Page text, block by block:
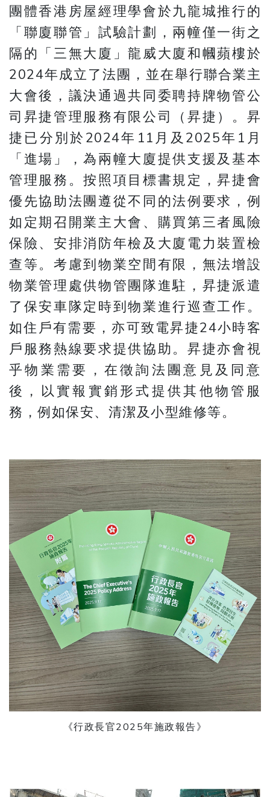
團體香港房屋經理學會於九龍城推行的
「聯廈聯管」試驗計劃，兩幢僅一街之
隔的「三無大廈」龍威大廈和幗蘋樓於
2024年成立了法團，並在舉行聯合業主
大會後，議決通過共同委聘持牌物管公
司昇捷管理服務有限公司（昇捷）。昇
捷已分別於2024年11月及2025年1月
「進場」，為兩幢大廈提供支援及基本
管理服務。按照項目標書規定，昇捷會
優先協助法團遵從不同的法例要求，例
如定期召開業主大會、購買第三者風險
保險、安排消防年檢及大廈電力裝置檢
查等。考慮到物業空間有限，無法增設
物業管理處供物管團隊進駐，昇捷派遣
了保安車隊定時到物業進行巡查工作。
如住戶有需要，亦可致電昇捷24小時客
戶服務熱線要求提供協助。昇捷亦會視
乎物業需要，在徵詢法團意見及同意
後，以實報實銷形式提供其他物管服
務，例如保安、清潔及小型維修等。
《行政長官2025年施政報告》